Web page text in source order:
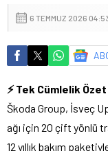
6 TEMMUZ 2026
⚡ Tek Cümlelik
Škoda Group, İsveç
ağı için 20 çift yönlü
12 yıllık bakım